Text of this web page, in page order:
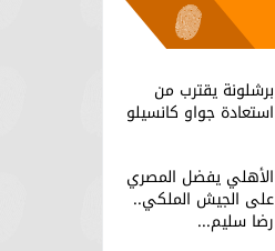
برشلونة يقترب من
استعادة جواو كانسيلو
الأهلي يفضل المصري
على الجيش الملكي..
رضا سليم...